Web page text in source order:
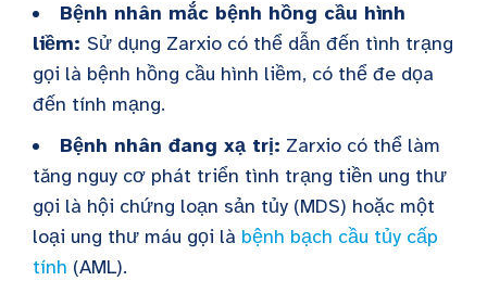
Bệnh nhân mắc bệnh hồng cầu hình
liềm: Sử dụng Zarxio có thể dẫn đến tình trạng
gọi là bệnh hồng cầu hình liềm, có thể đe dọa
đến tính mạng.
Bệnh nhân đang xạ trị: Zarxio có thể làm
tăng nguy cơ phát triển tình trạng tiền ung thư
gọi là hội chứng loạn sản tủy (MDS) hoặc một
loại ung thư máu gọi là bệnh bạch cầu tủy cấp
tính (AML).